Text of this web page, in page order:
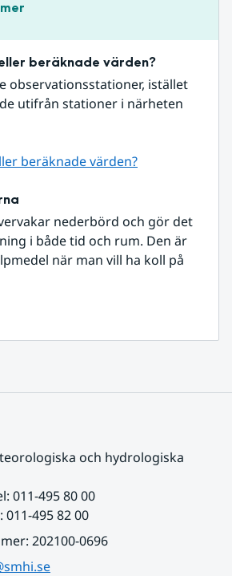
beräknade värden?
observationsstationer, istället
utifrån stationer i närheten
beräknade värden?
nederbörd och gör det
i både tid och rum. Den är
när man vill ha koll på
och hydrologiska
011-495 80 00
495 82 00
202100-0696